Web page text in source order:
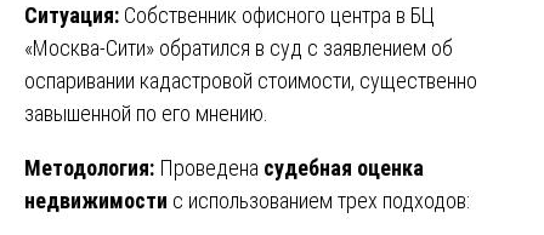
Ситуация: Собственник офисного центра в БЦ
«Москва-Сити» обратился в суд с заявлением об
оспаривании кадастровой стоимости, существенно
завышенной по его мнению.
Методология: Проведена судебная оценка
недвижимости с использованием трех подходов: